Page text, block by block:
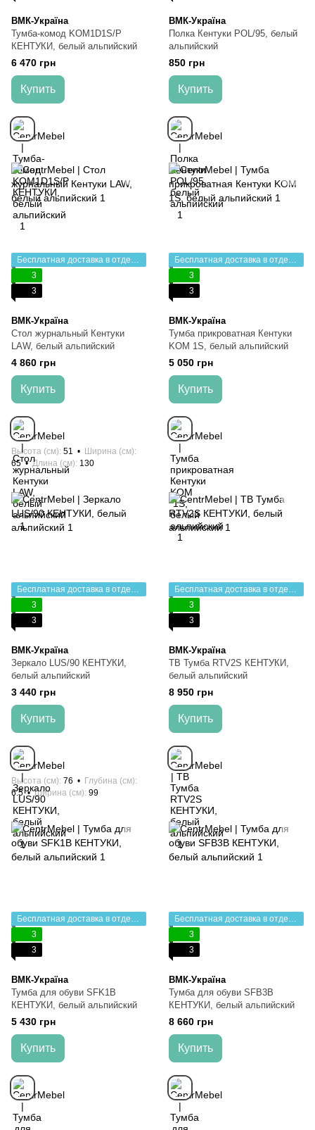
ВМК-Україна
Тумба-комод KOM1D1S/P
КЕНТУКИ, белый альпийский
6 470 грн
Купить
ВМК-Україна
Полка Кентуки POL/95, белый
альпийский
850 грн
Купить
Бесплатная доставка в отделение НП
3
3
ВМК-Україна
Стол журнальный Кентуки
LAW, белый альпийский
4 860 грн
Купить
Высота (см) 51
Ширина (см)
65
Длина (см) 130
Бесплатная доставка в отделение НП
3
3
ВМК-Україна
Тумба прикроватная Кентуки
KOM 1S, белый альпийский
5 050 грн
Купить
Бесплатная доставка в отделение НП
3
3
ВМК-Україна
Зеркало LUS/90 КЕНТУКИ,
белый альпийский
3 440 грн
Купить
Высота (см) 76
Глубина (см)
6.5
Ширина (см) 99
Бесплатная доставка в отделение НП
3
3
ВМК-Україна
ТВ Тумба RTV2S КЕНТУКИ,
белый альпийский
8 950 грн
Купить
Бесплатная доставка в отделение НП
3
3
ВМК-Україна
Тумба для обуви SFK1B
КЕНТУКИ, белый альпийский
5 430 грн
Купить
Бесплатная доставка в отделение НП
3
3
ВМК-Україна
Тумба для обуви SFB3B
КЕНТУКИ, белый альпийский
8 660 грн
Купить